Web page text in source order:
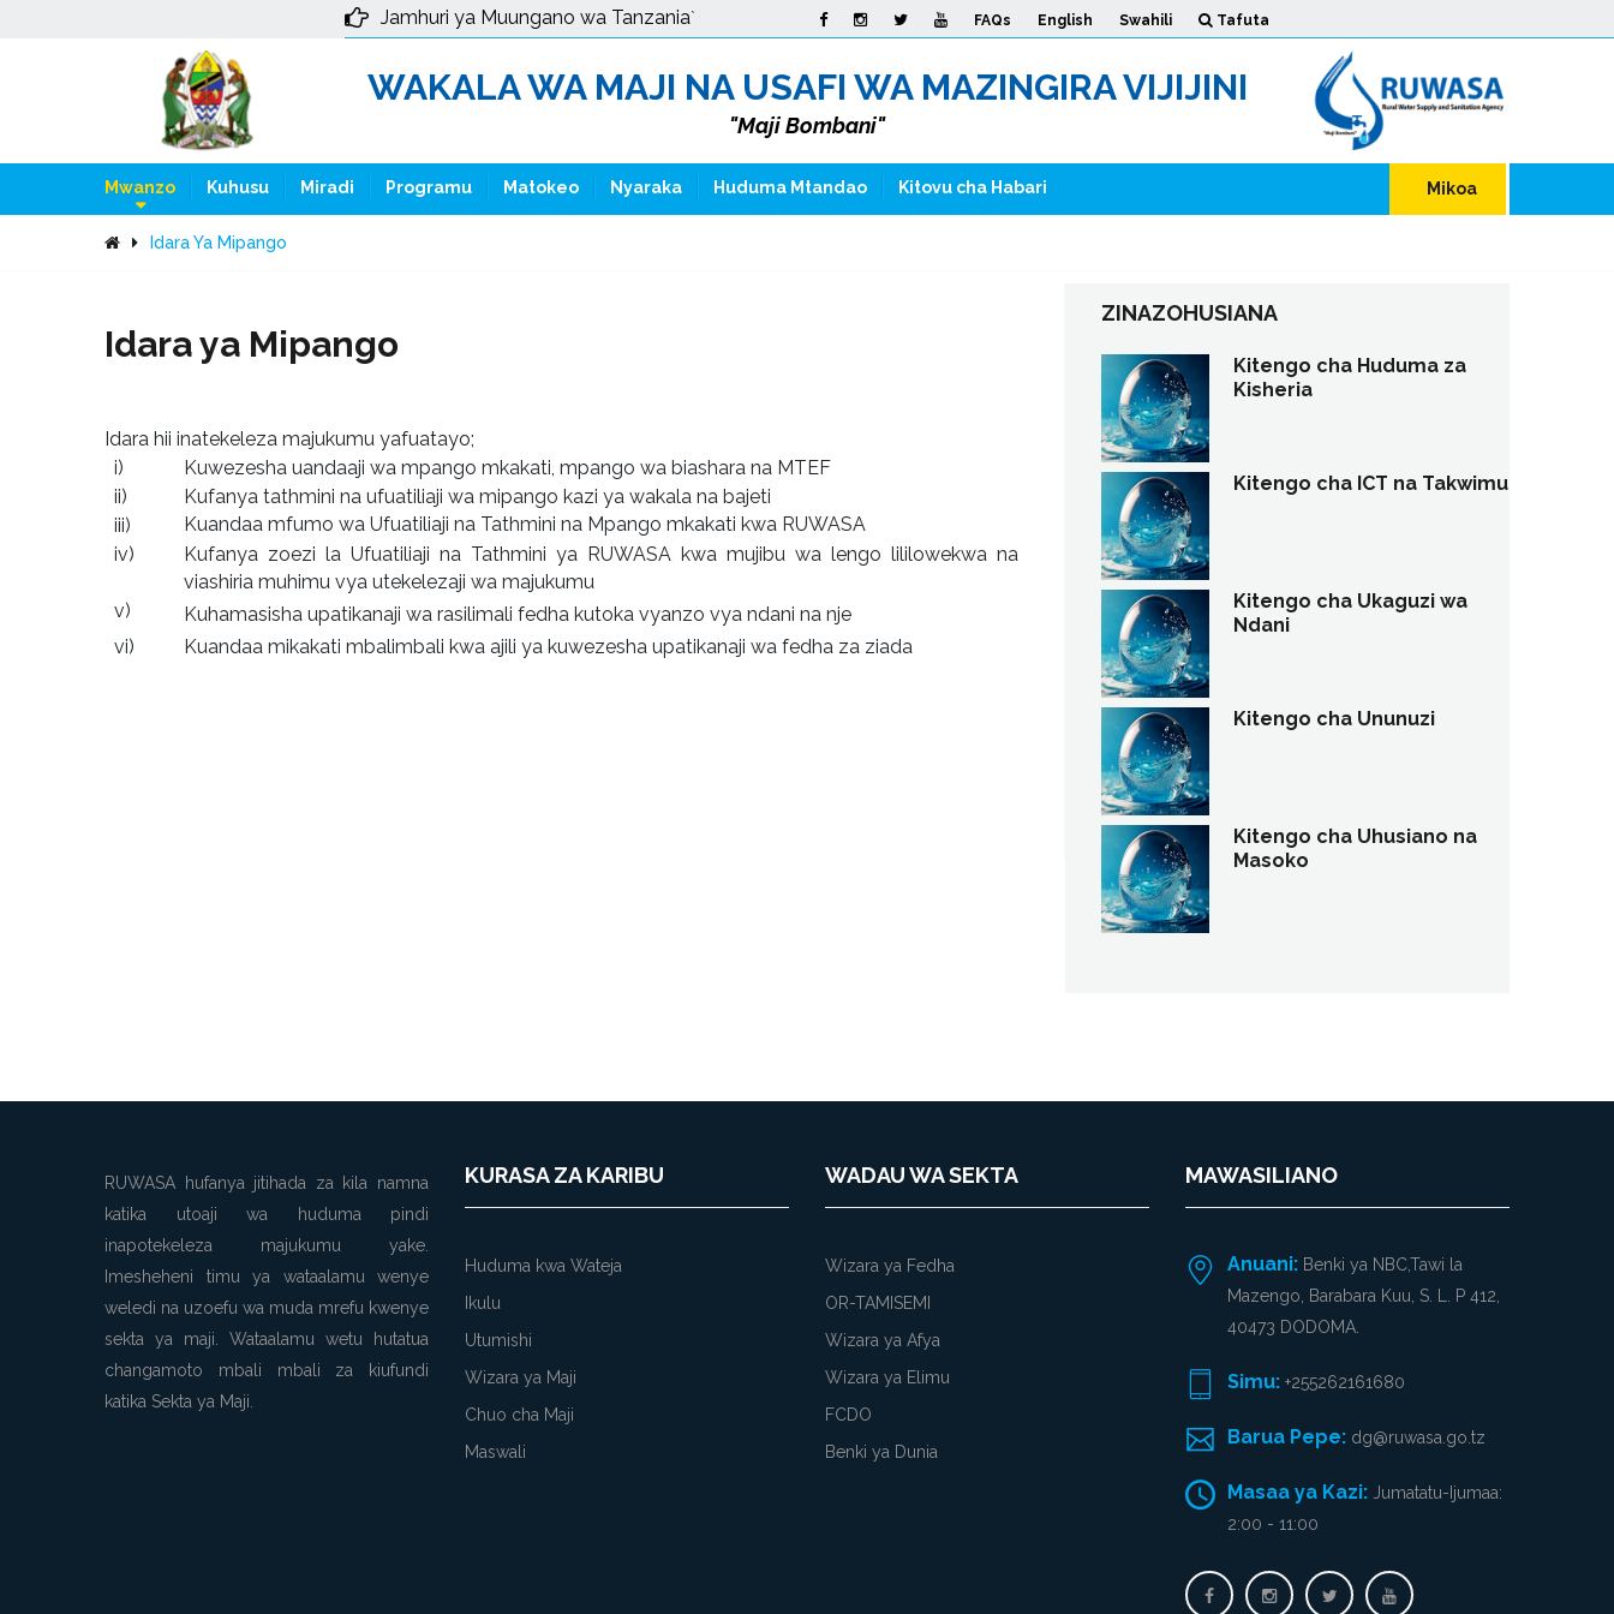
Jamhuri ya Muungano wa Tanzania` FAQs English Swahili Tafuta
WAKALA WA MAJI NA USAFI WA MAZINGIRA VIJIJINI
"Maji Bombani"
Mwanzo Kuhusu Miradi Programu Matokeo Nyaraka Huduma Mtandao Kitovu cha Habari Mikoa
Idara Ya Mipango
Idara ya Mipango
Idara hii inatekeleza majukumu yafuatayo;
i)
Kuwezesha uandaaji wa mpango mkakati, mpango wa biashara na MTEF
ii)
Kufanya tathmini na ufuatiliaji wa mipango kazi ya wakala na bajeti
iii)
Kuandaa mfumo wa Ufuatiliaji na Tathmini na Mpango mkakati kwa RUWASA
iv)
Kufanya zoezi la Ufuatiliaji na Tathmini ya RUWASA kwa mujibu wa lengo lililowekwa na
viashiria muhimu vya utekelezaji wa majukumu
v)
Kuhamasisha upatikanaji wa rasilimali fedha kutoka vyanzo vya ndani na nje
vi)
Kuandaa mikakati mbalimbali kwa ajili ya kuwezesha upatikanaji wa fedha za ziada
ZINAZOHUSIANA
Kitengo cha Huduma za
Kisheria
Kitengo cha ICT na Takwimu
Kitengo cha Ukaguzi wa
Ndani
Kitengo cha Ununuzi
Kitengo cha Uhusiano na
Masoko
RUWASA hufanya jitihada za kila namna
katika utoaji wa huduma pindi
inapotekeleza majukumu yake.
Imesheheni timu ya wataalamu wenye
weledi na uzoefu wa muda mrefu kwenye
sekta ya maji. Wataalamu wetu hutatua
changamoto mbali mbali za kiufundi
katika Sekta ya Maji.
KURASA ZA KARIBU
Huduma kwa Wateja
Ikulu
Utumishi
Wizara ya Maji
Chuo cha Maji
Maswali
WADAU WA SEKTA
Wizara ya Fedha
OR-TAMISEMI
Wizara ya Afya
Wizara ya Elimu
FCDO
Benki ya Dunia
MAWASILIANO
Anuani: Benki ya NBC,Tawi la
Mazengo, Barabara Kuu, S. L. P 412,
40473 DODOMA.
Simu: +255262161680
Barua Pepe: dg@ruwasa.go.tz
Masaa ya Kazi: Jumatatu-Ijumaa:
2:00 - 11:00